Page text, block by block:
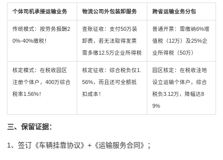
个体司机承接运输业务 物流公司外包装卸服务 跨省运输业务分包
传统模式：按劳务报酬2
0%-40%缴税！
查账征收：支付50万装
卸费，若无法取得发票
需多缴12.5万企业所得税
普通开票：需缴纳6%增
值税（12万）及25%企
业所得税（50万）
核定模式：在税收园区
注册个体户，400万综合
税率1.56%！
核定征收：综合税负仅1.
56%，而且还可全额抵
扣成本！
园区核定：在税收洼地
设立运输个体户，综合
税负3.12万，降幅达8
9%
三、保留证据：
1、签订《车辆挂靠协议》+《运输服务合同》；